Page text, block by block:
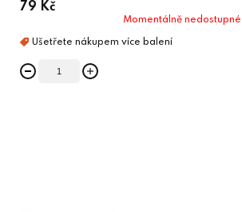
79 Kč
Momentálně nedostupné